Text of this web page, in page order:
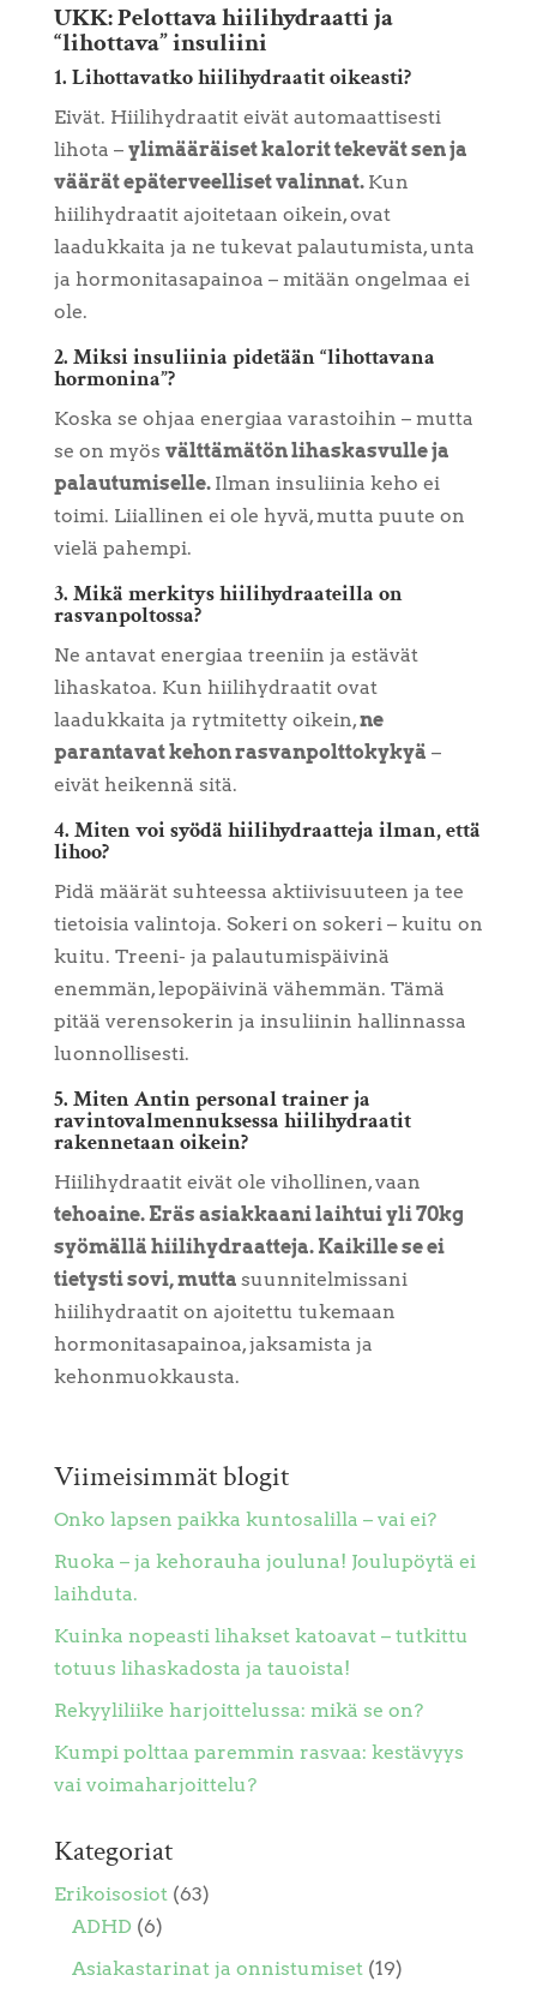
UKK: Pelottava hiilihydraatti ja
“lihottava” insuliini
1. Lihottavatko hiilihydraatit oikeasti?
Eivät. Hiilihydraatit eivät automaattisesti
lihota – ylimääräiset kalorit tekevät sen ja
väärät epäterveelliset valinnat. Kun
hiilihydraatit ajoitetaan oikein, ovat
laadukkaita ja ne tukevat palautumista, unta
ja hormonitasapainoa – mitään ongelmaa ei
ole.
2. Miksi insuliinia pidetään “lihottavana
hormonina”?
Koska se ohjaa energiaa varastoihin – mutta
se on myös välttämätön lihaskasvulle ja
palautumiselle. Ilman insuliinia keho ei
toimi. Liiallinen ei ole hyvä, mutta puute on
vielä pahempi.
3. Mikä merkitys hiilihydraateilla on
rasvanpoltossa?
Ne antavat energiaa treeniin ja estävät
lihaskatoa. Kun hiilihydraatit ovat
laadukkaita ja rytmitetty oikein,ne
parantavat kehon rasvanpolttokykyä –
eivät heikennä sitä.
4. Miten voi syödä hiilihydraatteja ilman, että
lihoo?
Pidä määrät suhteessa aktiivisuuteen ja tee
tietoisia valintoja. Sokeri on sokeri – kuitu on
kuitu. Treeni- ja palautumispäivinä
enemmän, lepopäivinä vähemmän. Tämä
pitää verensokerin ja insuliinin hallinnassa
luonnollisesti.
5. Miten Antin personal trainer ja
ravintovalmennuksessa hiilihydraatit
rakennetaan oikein?
Hiilihydraatit eivät ole vihollinen, vaan
tehoaine. Eräs asiakkaani laihtui yli 70kg
syömällä hiilihydraatteja. Kaikille se ei
tietysti sovi, mutta suunnitelmissani
hiilihydraatit on ajoitettu tukemaan
hormonitasapainoa, jaksamista ja
kehonmuokkausta.
Viimeisimmät blogit
Onko lapsen paikka kuntosalilla – vai ei?
Ruoka – ja kehorauha jouluna! Joulupöytä ei
laihduta.
Kuinka nopeasti lihakset katoavat – tutkittu
totuus lihaskadosta ja tauoista!
Rekyyliliike harjoittelussa: mikä se on?
Kumpi polttaa paremmin rasvaa: kestävyys
vai voimaharjoittelu?
Kategoriat
Erikoisosiot(63)
ADHD(6)
Asiakastarinat ja onnistumiset(19)